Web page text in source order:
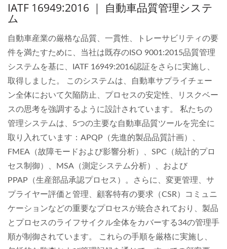
IATF 16949:2016 ｜ 自動車品質管理システ
ム
自動車産業の厳格な品質、一貫性、トレーサビリティの要
件を満たすために、当社は既存のISO 9001:2015品質管理
システムを基に、IATF 16949:2016認証をさらに実施し、
取得しました。 このシステムは、自動車サプライチェー
ン全体において欠陥防止、プロセスの安定性、リスクベー
スの思考を強調するように設計されています。 私たちの
管理システムは、5つの主要な自動車品質ツールを完全に
取り入れています：APQP（先進的製品品質計画）、
FMEA（故障モードおよび影響分析）、SPC（統計的プロ
セス制御）、MSA（測定システム分析）、および
PPAP（生産部品承認プロセス）。さらに、変更管理、サ
プライヤー評価と管理、顧客特有の要求（CSR）コミュニ
ケーションなどの重要なプロセスが統合されており、製品
とプロセスのライフサイクル全体をカバーする34の管理手
順が制御されています。 これらの手順を厳格に実施し、